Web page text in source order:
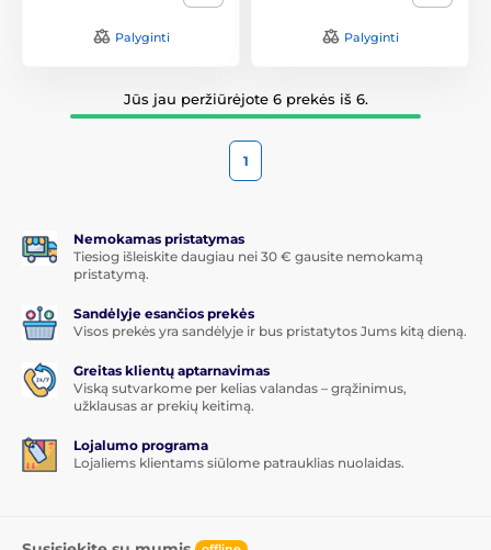
Palyginti Palyginti
Jūs jau peržiūrėjote 6 prekės iš 6.
1
Nemokamas pristatymas
Tiesiog išleiskite daugiau nei 30 € gausite nemokamą
pristatymą.
Sandėlyje esančios prekės
Visos prekės yra sandėlyje ir bus pristatytos Jums kitą dieną.
Greitas klientų aptarnavimas
Viską sutvarkome per kelias valandas – grąžinimus,
užklausas ar prekių keitimą.
Lojalumo programa
Lojaliems klientams siūlome patrauklias nuolaidas.